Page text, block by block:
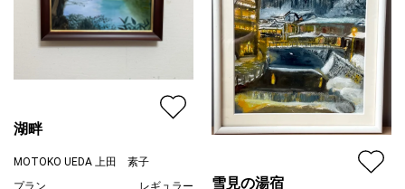
湖畔
MOTOKO UEDA 上田 素子
プラン
レギュラー
雪見の湯宿